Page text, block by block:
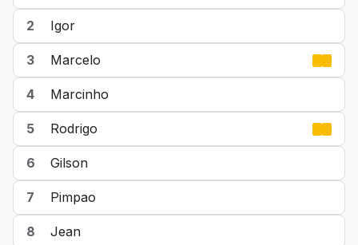
2 Igor
3 Marcelo
4 Marcinho
5 Rodrigo
6 Gilson
7 Pimpao
8 Jean